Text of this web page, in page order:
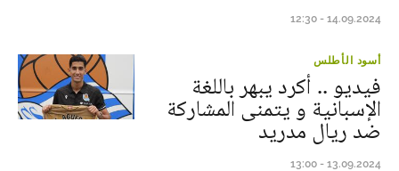
14.09.2024 - 12:30
أسود الأطلس
فيديو .. أكرد يبهر باللغة
الإسبانية و يتمنى المشاركة
ضد ريال مدريد
13.09.2024 - 13:00